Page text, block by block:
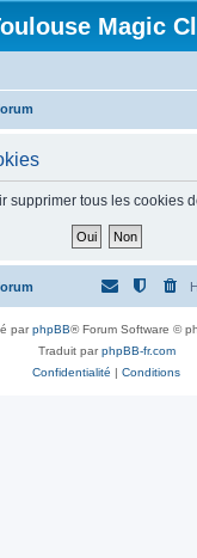
Magic
supprimer tous les cookies
parphpBB® Forum Software ©
Traduit parphpBB-fr.com
Confidentialité | Conditions